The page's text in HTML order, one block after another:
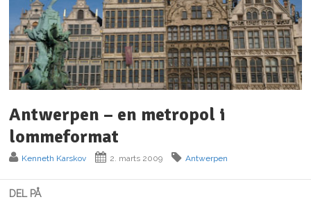
Antwerpen – en metropol i
lommeformat
Kenneth Karskov 2. marts 2009 Antwerpen
DEL PÅ